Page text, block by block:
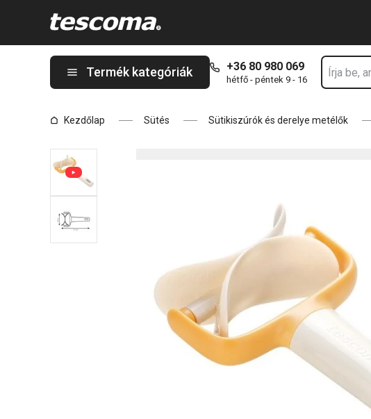
Termék kategóriák +36 80 980 069
hétfő - péntek 9 - 16
Kezdőlap Sütés Sütikiszúrók és derelye metélők